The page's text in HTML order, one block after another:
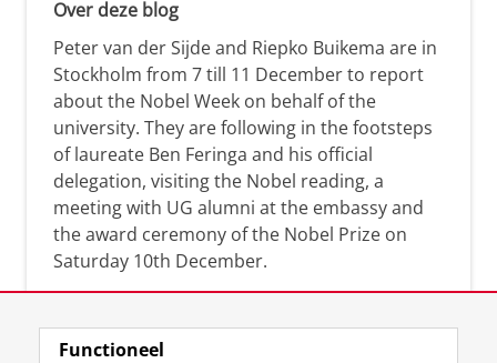
Over deze blog
Peter van der Sijde and Riepko Buikema are in
Stockholm from 7 till 11 December to report
about the Nobel Week on behalf of the
university. They are following in the footsteps
of laureate Ben Feringa and his official
delegation, visiting the Nobel reading, a
meeting with UG alumni at the embassy and
the award ceremony of the Nobel Prize on
Saturday 10th December.
Functioneel